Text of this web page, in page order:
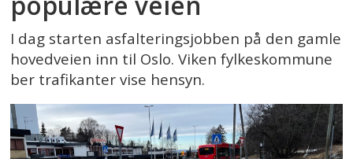
I dag starten asfalteringsjobben på den gamle
hovedveien inn til Oslo. Viken fylkeskommune
ber trafikanter vise hensyn.